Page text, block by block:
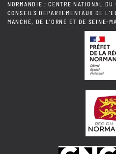
NORMANDIE ; CENTRE NATIONAL
CONSEILS DÉPARTEMENTAUX DE
MANCHE, DE L'ORNE ET DE SEINE-